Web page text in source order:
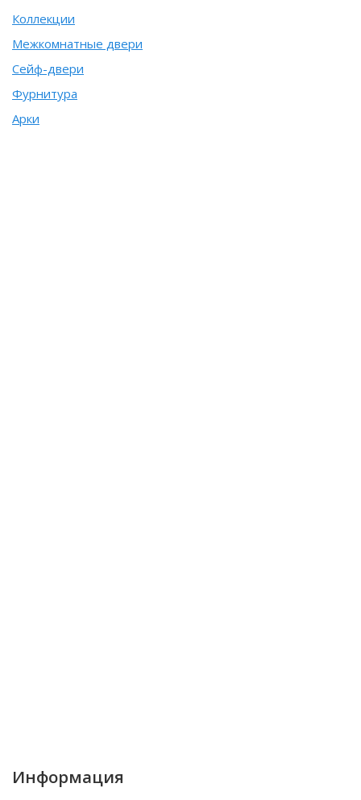
Коллекции
Межкомнатные двери
Сейф-двери
Фурнитура
Арки
Информация